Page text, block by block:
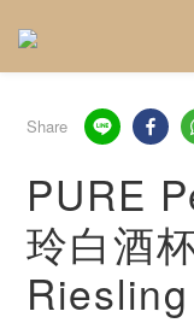
Share
PURE
玲白酒
Riesling